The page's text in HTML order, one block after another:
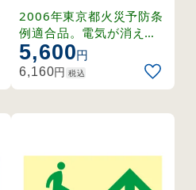
東京都条例適合品 非常
口・階段左上 (68045)
2006年東京都火災予防条
例適合品。電気が消えて
も長時間光り、地下鉄駅
舎などの避難誘導をサポ
ートします。
5,600円
6,160円 税込